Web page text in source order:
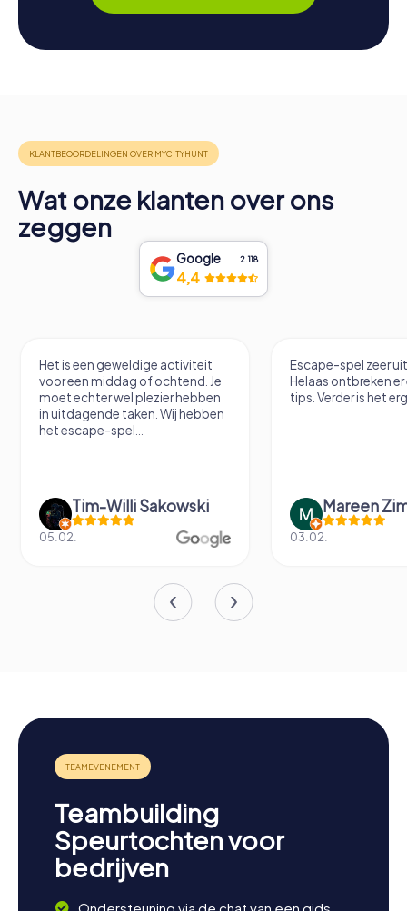
Wat onze klanten over ons
zeggen
Google 2.118
4,4
Het is een geweldige activiteit
voor een middag of ochtend. Je
moet echter wel plezier hebben
in uitdagende taken. Wij hebben
het escape-spel...
Tim-Willi Sakowski
05.02.
Escape-spel zeer
Helaas ontbreken er
tips. Verder is het
Mareen
03.02.
Teambuilding
Speurtochten voor
bedrijven